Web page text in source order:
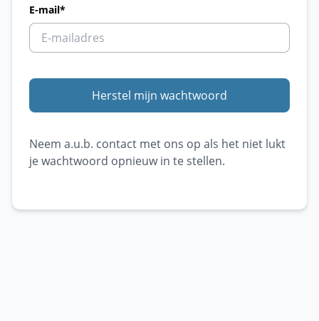
E-mail*
Herstel mijn wachtwoord
Neem a.u.b. contact met ons op als het niet lukt
je wachtwoord opnieuw in te stellen.